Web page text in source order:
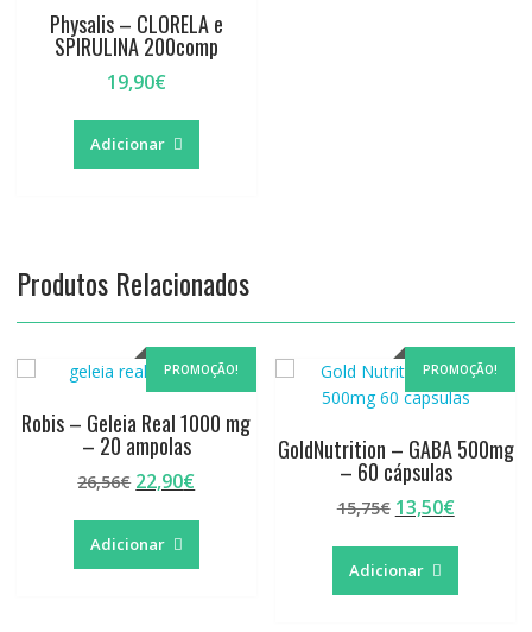
Physalis – CLORELA e
SPIRULINA 200comp
19,90€
Adicionar
Produtos Relacionados
PROMOÇÃO!
Robis – Geleia Real 1000 mg
– 20 ampolas
26,56€ O
original
era:
22,90€O
Adicionar
PROMOÇÃO!
GoldNutrition – GABA 500mg
– 60 cápsulas
15,75€ O
original
era:
13,50€O
Adicionar